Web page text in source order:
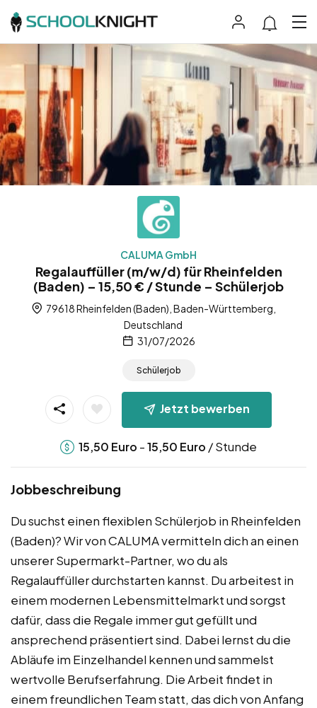
CALUMA GmbH
Regalauffüller (m/w/d) für Rheinfelden
(Baden) – 15,50 € / Stunde – Schülerjob
79618 Rheinfelden (Baden), Baden-Württemberg,
Deutschland
31/07/2026
Schülerjob
Jetzt bewerben
15,50 Euro -15,50 Euro / Stunde
Jobbeschreibung
Du suchst einen flexiblen Schülerjob in Rheinfelden
(Baden)? Wir von CALUMA vermitteln dich an einen
unserer Supermarkt-Partner, wo du als
Regalauffüller durchstarten kannst. Du arbeitest in
einem modernen Lebensmittelmarkt und sorgst
dafür, dass die Regale immer gut gefüllt und
ansprechend präsentiert sind. Dabei lernst du die
Abläufe im Einzelhandel kennen und sammelst
wertvolle Berufserfahrung. Die Arbeit findet in
einem freundlichen Team statt, das dich von Anfang